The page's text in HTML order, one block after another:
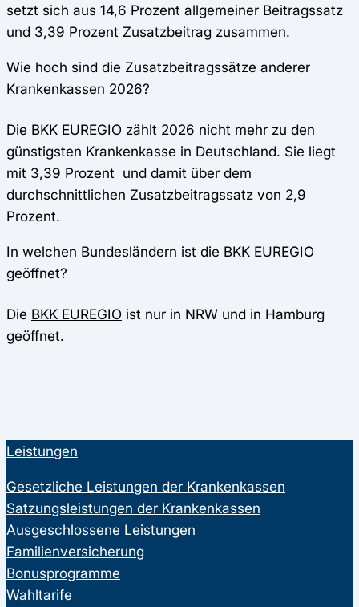
setzt sich aus 14,6 Prozent allgemeiner Beitragssatz
und 3,39 Prozent Zusatzbeitrag zusammen.
Wie hoch sind die Zusatzbeitragssätze anderer
Krankenkassen 2026?
Die BKK EUREGIO zählt 2026 nicht mehr zu den
günstigsten Krankenkasse in Deutschland. Sie liegt
mit 3,39 Prozent und damit über dem
durchschnittlichen Zusatzbeitragssatz von 2,9
Prozent.
In welchen Bundesländern ist die BKK EUREGIO
geöffnet?
Die BKK EUREGIO ist nur in NRW und in Hamburg
geöffnet.
Leistungen
Gesetzliche Leistungen der Krankenkassen
Satzungsleistungen der Krankenkassen
Ausgeschlossene Leistungen
Familienversicherung
Bonusprogramme
Wahltarife